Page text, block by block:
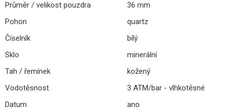
Průměr / velikost pouzdra
36 mm
Pohon
quartz
Číselník
bílý
Sklo
minerální
Tah / řemínek
kožený
Vodotěsnost
3 ATM/bar - vlhkotěsné
Datum
ano